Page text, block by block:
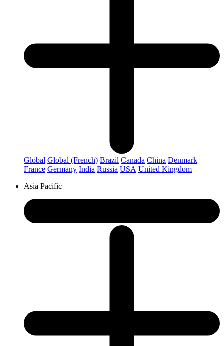
Global Global (French) Brazil Canada China Denmark
France Germany India Russia USA United Kingdom
Asia Pacific